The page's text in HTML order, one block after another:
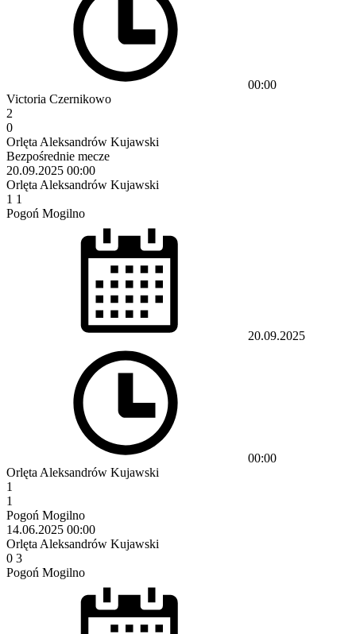
00:00
Victoria Czernikowo
2
0
Orlęta Aleksandrów Kujawski
Bezpośrednie mecze
20.09.2025 00:00
Orlęta Aleksandrów Kujawski
1 1
Pogoń Mogilno
20.09.2025
00:00
Orlęta Aleksandrów Kujawski
1
1
Pogoń Mogilno
14.06.2025 00:00
Orlęta Aleksandrów Kujawski
0 3
Pogoń Mogilno